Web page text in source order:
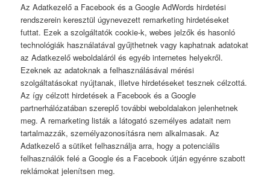
Az Adatkezelő a Facebook és a Google AdWords hirdetési
rendszerein keresztül úgynevezett remarketing hirdetéseket
futtat. Ezek a szolgáltatók cookie-k, webes jelzők és hasonló
technológiák használatával gyűjthetnek vagy kaphatnak adatokat
az Adatkezelő weboldaláról és egyéb internetes helyekről.
Ezeknek az adatoknak a felhasználásával mérési
szolgáltatásokat nyújtanak, illetve hirdetéseket tesznek célzottá.
Az így célzott hirdetések a Facebook és a Google
partnerhálózatában szereplő további weboldalakon jelenhetnek
meg. A remarketing listák a látogató személyes adatait nem
tartalmazzák, személyazonosításra nem alkalmasak. Az
Adatkezelő a sütiket felhasználja arra, hogy a potenciális
felhasználók felé a Google és a Facebook útján egyénre szabott
reklámokat jelenítsen meg.